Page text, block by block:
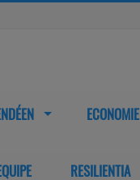
ECONOMIE
RESILIENTIA